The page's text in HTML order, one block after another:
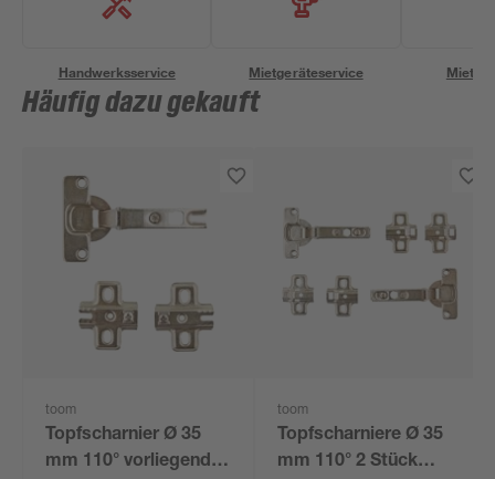
Handwerksservice Mietgeräteservice
Häufig dazu gekauft
toom
Topfscharnier Ø 35
mm 110° vorliegender
toom
Topfscharniere Ø 35
mm 110° 2 Stück